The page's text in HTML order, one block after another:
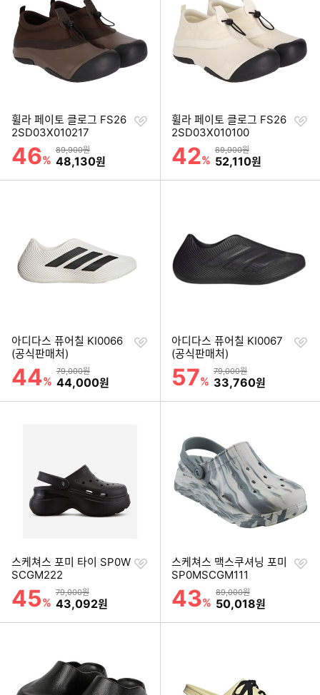
휠라 페이토 클로그 FS26
2SD03X010217
할인률
46%
상품금액
89,900원
할인금액
48,130원
찜
휠라 페이토 클로그 FS26
2SD03X010100
할인률
42%
상품금액
89,900원
할인금액
52,110원
찜
아디다스 퓨어칠 KI0066
(공식판매처)
할인률
44%
상품금액
79,000원
할인금액
44,000원
찜
아디다스 퓨어칠 KI0067
(공식판매처)
할인률
57%
상품금액
79,000원
할인금액
33,760원
찜
스케쳐스 포미 타이 SP0W
SCGM222
할인률
45%
상품금액
79,000원
할인금액
43,092원
찜
스케쳐스 맥스쿠셔닝 포미
SP0MSCGM111
할인률
43%
상품금액
89,000원
할인금액
50,018원
찜